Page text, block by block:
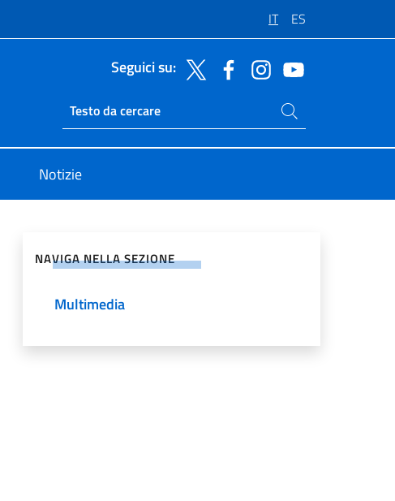
IT ES
Seguici su:
Ricerca sito live
Cerca nel sito
Notizie
NAVIGA NELLA SEZIONE
Multimedia